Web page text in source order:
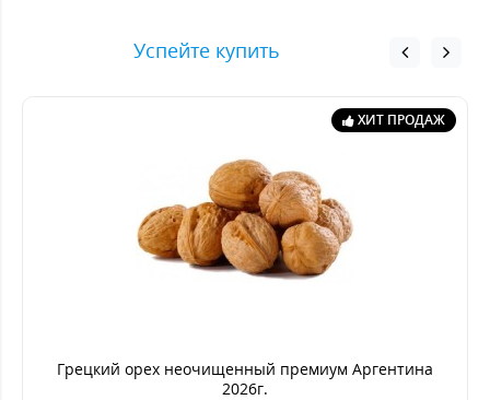
Успейте купить
ХИТ ПРОДАЖ
Грецкий орех неочищенный премиум Аргентина
2026г.